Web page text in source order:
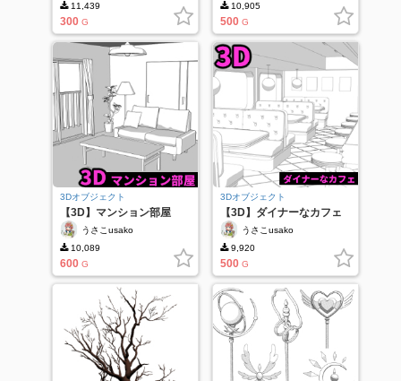
11,439
300 G
10,905
500 G
3Dオブジェクト
【3D】マンション部屋
うさこusako
10,089
600 G
3Dオブジェクト
【3D】ダイナーなカフェ
うさこusako
9,920
500 G